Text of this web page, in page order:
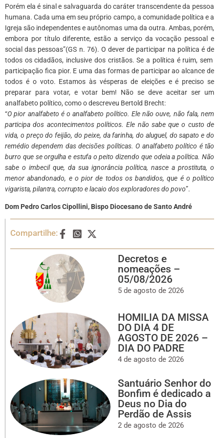
Porém ela é sinal e salvaguarda do caráter transcendente da pessoa
humana. Cada uma em seu próprio campo, a comunidade política e a
Igreja são independentes e autônomas uma da outra. Ambas, porém,
embora por título diferente, estão a serviço da vocação pessoal e
social das pessoas”(GS n. 76). O dever de participar na política é de
todos os cidadãos, inclusive dos cristãos. Se a política é ruim, sem
participação fica pior. E uma das formas de participar ao alcance de
todos é o voto. Estamos às vésperas de eleições e é preciso se
preparar para votar, e votar bem! Não se deve aceitar ser um
analfabeto político, como o descreveu Bertold Brecht:
“O pior analfabeto é o analfabeto político. Ele não ouve, não fala, nem
participa dos acontecimentos políticos. Ele não sabe que o custo de
vida, o preço do feijão, do peixe, da farinha, do aluguel, do sapato e do
remédio dependem das decisões políticas. O analfabeto político é tão
burro que se orgulha e estufa o peito dizendo que odeia a política. Não
sabe o imbecil que, da sua ignorância política, nasce a prostituta, o
menor abandonado, e o pior de todos os bandidos, que é o político
vigarista, pilantra, corrupto e lacaio dos exploradores do povo”.
Dom Pedro Carlos Cipollini, Bispo Diocesano de Santo André
Compartilhe:
Decretos e
nomeações –
05/08/2026
5 de agosto de 2026
HOMILIA DA MISSA
DO DIA 4 DE
AGOSTO DE 2026 –
DIA DO PADRE
4 de agosto de 2026
Santuário Senhor do
Bonfim é dedicado a
Deus no Dia do
Perdão de Assis
2 de agosto de 2026